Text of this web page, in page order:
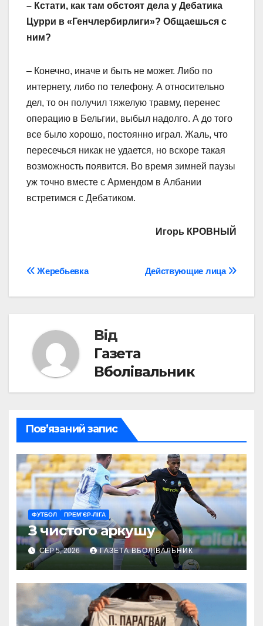
– Кстати, как там обстоят дела у Дебатика
Цурри в «Генчлербирлиги»? Общаешься с
ним?
– Конечно, иначе и быть не может. Либо по
интернету, либо по телефону. А относительно
дел, то он получил тяжелую травму, перенес
операцию в Бельгии, выбыл надолго. А до того
все было хорошо, постоянно играл. Жаль, что
пересечься никак не удается, но вскоре такая
возможность появится. Во время зимней паузы
уж точно вместе с Армендом в Албании
встретимся с Дебатиком.
Игорь КРОВНЫЙ
Навігація
записів
Действующие лица
Жеребьевка
Від
Газета
Вболівальник
Пов’язаний запис
ФУТБОЛ ПРЕМ’ЄР-ЛІГА
З чистого аркушу
СЕР 5, 2026 ГАЗЕТА ВБОЛІВАЛЬНИК